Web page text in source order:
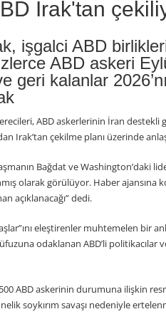
Irak'tan
işgalci ABD
ABD askeri
geri kalanlar
ABD askerlerinin İran destekli
Irak’tan çekilme planı üzerinde
Bağdat ve Washington’daki
olarak görülüyor. Haber ajansına
açıklanacağı” dedi.
eleştirenler muhtemelen bir
odaklanan ABD’li
ABD askerinin durumuna ilişkin
soykırım savaşı nedeniyle